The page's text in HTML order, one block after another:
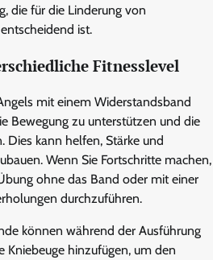
die für die Linderung von
ist.
Fitnesslevel
mit einem Widerstandsband
Bewegung zu unterstützen und die
Dies kann helfen, Stärke und
Wenn Sie Fortschritte machen,
ohne das Band oder mit einer
durchzuführen.
können während der Ausführung
Kniebeuge hinzufügen, um den